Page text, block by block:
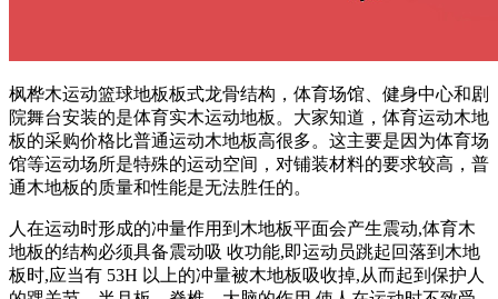
枫桦木运动篮球地板板式龙骨结构，体育场馆、健身中心和剧
院舞台安装的是体育实木运动地板。大家知道，体育运动木地
板的采购价格比普通运动木地板高很多。这主要是因为体育场
馆等运动场所是特殊的运动空间，对铺装材料的要求较高，普
通木地板的质量和性能是无法胜任的。
人在运动时形成的冲量作用到木地板平面会产生震动,体育木
地板的结构必须具备震动吸 收功能,即运动员跳起回落到木地
板时,应当有 53H 以上的冲量被木地板吸收掉,从而起到保护人